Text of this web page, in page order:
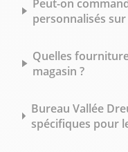
Peut-on
personnalisés sur
Quelles
magasin ?
Bureau Vallée
spécifiques pour